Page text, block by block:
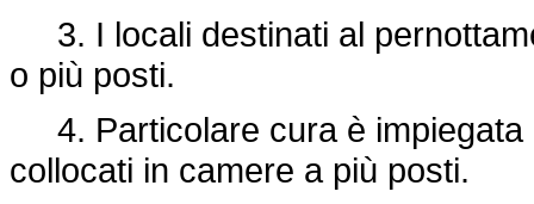
3. I locali destinati al
o più posti.
4. Particolare cura è impiegata
collocati in camere a più posti.